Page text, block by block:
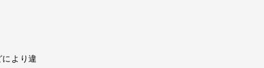
より違